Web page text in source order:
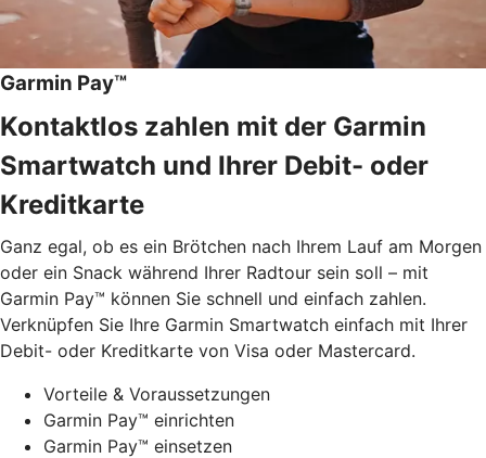
Garmin Pay™
Kontaktlos zahlen mit der Garmin
Smartwatch und Ihrer Debit- oder
Kreditkarte
Ganz egal, ob es ein Brötchen nach Ihrem Lauf am Morgen
oder ein Snack während Ihrer Radtour sein soll – mit
Garmin Pay™ können Sie schnell und einfach zahlen.
Verknüpfen Sie Ihre Garmin Smartwatch einfach mit Ihrer
Debit- oder Kreditkarte von Visa oder Mastercard.
Vorteile & Voraussetzungen
Garmin Pay™ einrichten
Garmin Pay™ einsetzen